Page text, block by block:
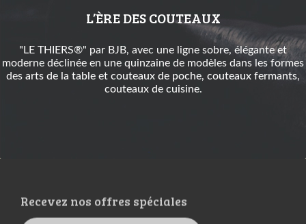
L’ÈRE DES COUTEAUX
"LE THIERS®" par BJB, avec une ligne sobre, élégante et
moderne déclinée en une quinzaine de modèles dans les formes
des arts de la table et couteaux de poche, couteaux fermants,
couteaux de cuisine.
Recevez nos offres spéciales